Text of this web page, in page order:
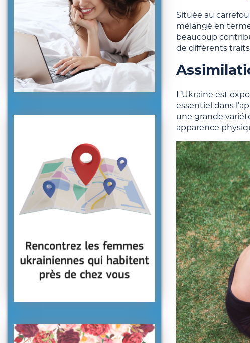
Située au
mélangé en
beaucoup
de différents
L’Ukraine est
essentiel dans
une grande
apparence